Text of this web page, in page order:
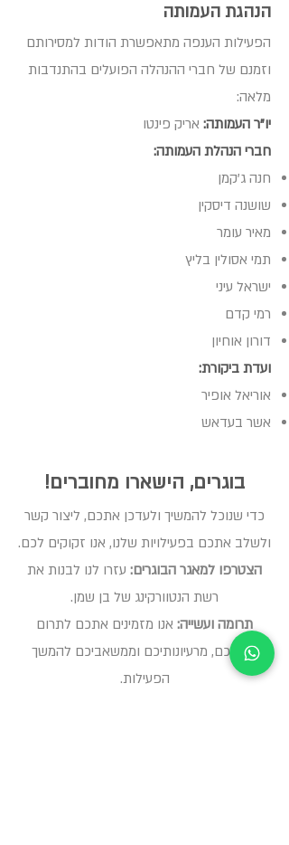
הנהגת העמותה
הפעילות הענפה מתאפשרת הודות למסירותם
וזמנם של חברי ההנהלה הפועלים בהתנדבות
מלאה:
יו"ר העמותה: אריק פינטו
חברי הנהלת העמותה:
חנה ג'קמן
שושנה דיסקין
מאיר עומר
תמי אסולין בליץ
ישראל עיני
רמי קדם
דורון אוחיון
ועדת ביקורת:​
אוריאל אופיר
אשר בעדאש
בוגרים, הישארו מחוברים!
כדי שנוכל להמשיך ולעדכן אתכם, ליצור קשר
ולשלב אתכם בפעילויות שלנו, אנו זקוקים לכם.
הצטרפו למאגר הבוגרים: עזרו לנו לבנות את
רשת הנטוורקינג של בן שמן.
תרומה ועשייה: אנו מזמינים אתכם לתרום
מזמנכם, מרעיונותיכם וממשאביכם להמשך
הפעילות.